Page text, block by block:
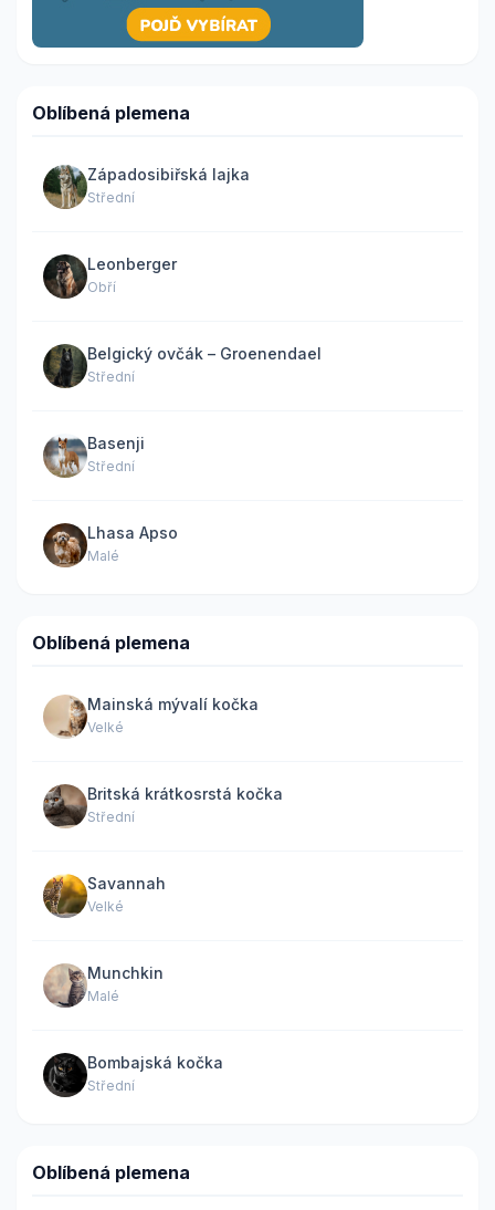
Oblíbená plemena
Západosibiřská lajka
Střední
Leonberger
Obří
Belgický ovčák – Groenendael
Střední
Basenji
Střední
Lhasa Apso
Malé
Oblíbená plemena
Mainská mývalí kočka
Velké
Britská krátkosrstá kočka
Střední
Savannah
Velké
Munchkin
Malé
Bombajská kočka
Střední
Oblíbená plemena